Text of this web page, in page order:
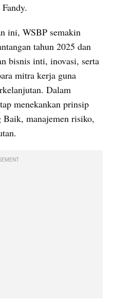
ini, WSBP semakin
tahun 2025 dan
bisnis inti, inovasi, serta
mitra kerja guna
Dalam
menekankan prinsip
Baik, manajemen risiko,